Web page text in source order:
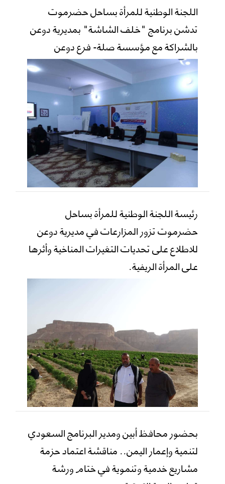
اللجنة الوطنية للمرأة بساحل حضرموت
تدشن برنامج "خلف الشاشة" بمديرية دوعن
بالشراكة مع مؤسسة صلة- فرع دوعن
رئيسة اللجنة الوطنية للمرأة بساحل
حضرموت تزور المزارعات في مديرية دوعن
للاطلاع على تحديات التغيرات المناخية وأثرها
على المرأة الريفية.
بحضور محافظ أبين ومدير البرنامج السعودي
لتنمية وإعمار اليمن.. مناقشة اعتماد حزمة
مشاريع خدمية وتنموية في ختام ورشة